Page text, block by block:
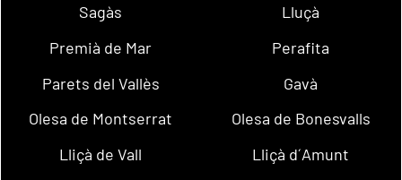
Sagàs
Lluçà
Premià de Mar
Perafita
Parets del Vallès
Gavà
Olesa de Montserrat
Olesa de Bonesvalls
Lliçà de Vall
Lliçà d´Amunt